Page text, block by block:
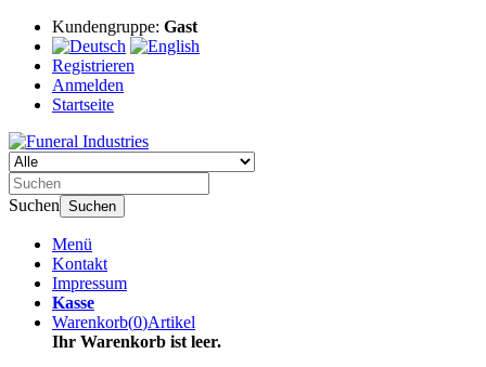
Kundengruppe: Gast
Registrieren
Anmelden
Startseite
Suchen Suchen
Menü
Kontakt
Impressum
Kasse
Warenkorb(0)Artikel
Ihr Warenkorb ist leer.